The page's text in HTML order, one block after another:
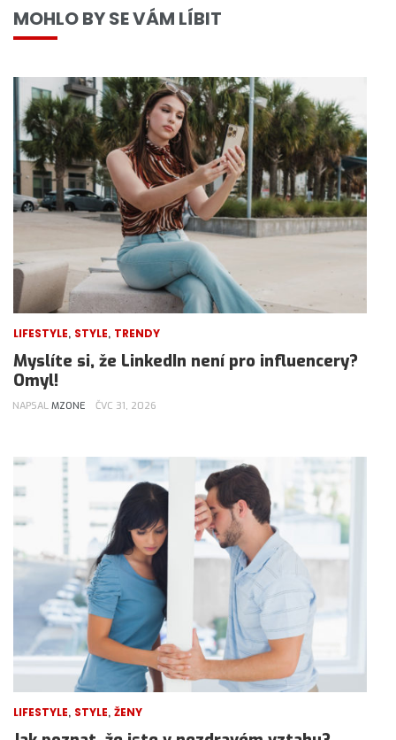
MOHLO BY SE VÁM LÍBIT
LIFESTYLE, STYLE, TRENDY
Myslíte si, že LinkedIn není pro influencery?
Omyl!
NAPSAL MZONE ČVC 31, 2026
LIFESTYLE, STYLE, ŽENY